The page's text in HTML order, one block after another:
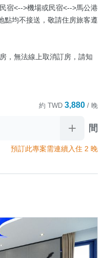
宿<-->機場或民宿<-->馬公港
點均不接送，敬請住房旅客遵
，無法線上取消訂房，請知
約 TWD 3,880 / 晚
間
預訂此專案需連續入住 2 晚